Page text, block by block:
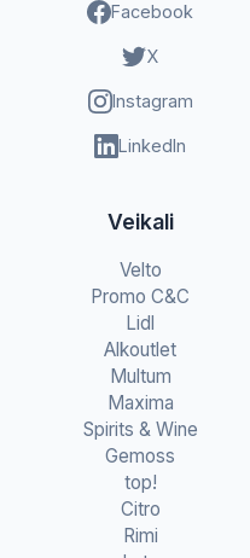
Facebook
X
Instagram
LinkedIn
Veikali
Velto
Promo C&C
Lidl
Alkoutlet
Multum
Maxima
Spirits & Wine
Gemoss
top!
Citro
Rimi